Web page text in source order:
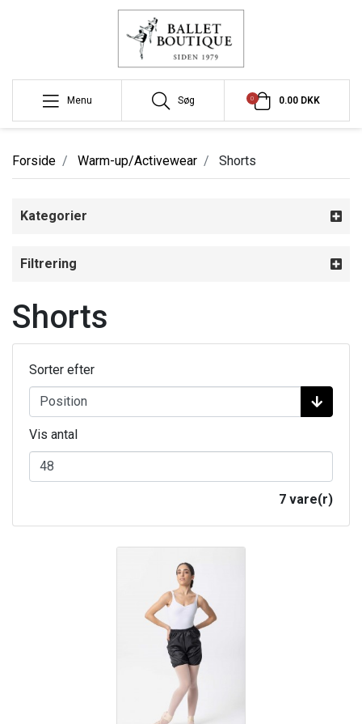
Menu Søg 0 0.00 DKK
Forside Warm-up/Activewear Shorts
Kategorier
Filtrering
Shorts
Sorter efter
Vis antal
7 vare(r)